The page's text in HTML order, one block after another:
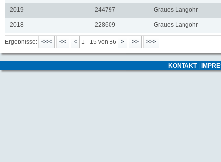
2019 244797 Graues Langohr
2018 228609 Graues Langohr
Ergebnisse: 1 - 15 von 86
KONTAKT|